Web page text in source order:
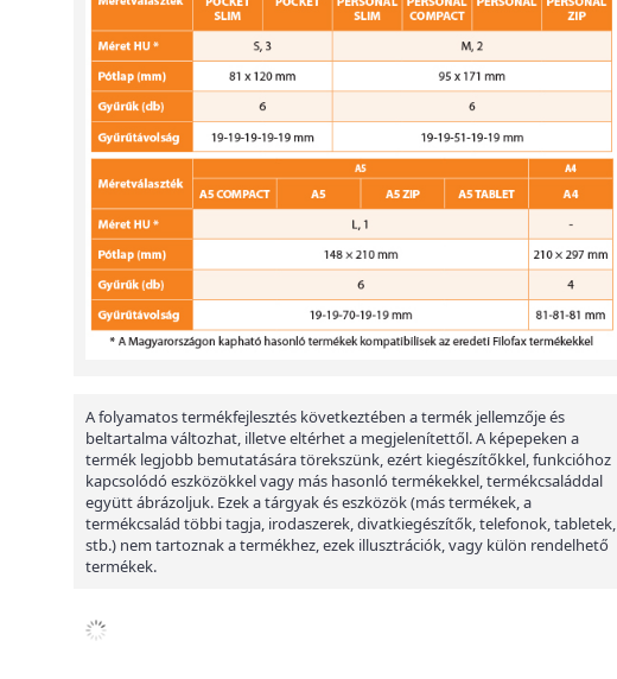
A folyamatos termékfejlesztés következtében a termék jellemzője és
beltartalma változhat, illetve eltérhet a megjelenítettől. A képepeken a
termék legjobb bemutatására törekszünk, ezért kiegészítőkkel, funkcióhoz
kapcsolódó eszközökkel vagy más hasonló termékekkel, termékcsaláddal
együtt ábrázoljuk. Ezek a tárgyak és eszközök (más termékek, a
termékcsalád többi tagja, irodaszerek, divatkiegészítők, telefonok, tabletek,
stb.) nem tartoznak a termékhez, ezek illusztrációk, vagy külön rendelhető
termékek.